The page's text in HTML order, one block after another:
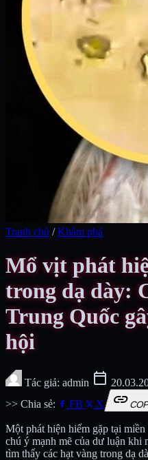
Tranh chủ / Khám phá
Mổ vịt phát
trong dạ dày:
Trung Quốc
hội
Tác giả: admin calendar_today
>> Chia sẻ:
FB X link
Một phát hiện hiếm gặp tại
chú ý mạnh mẽ của dư luận khi
tìm thấy các hạt vàng trong dạ